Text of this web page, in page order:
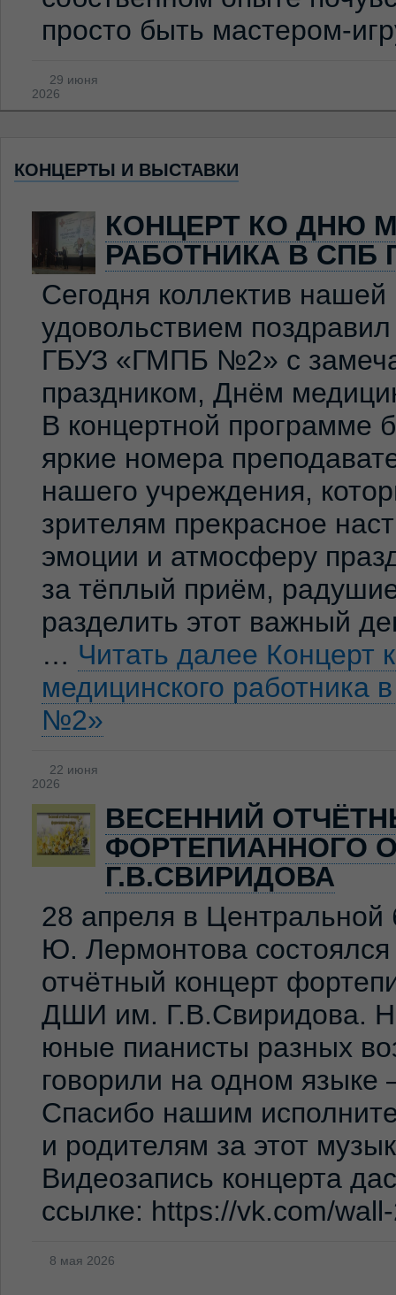
просто быть мастером-
29 июня
2026
КОНЦЕРТЫ И ВЫСТАВКИ
КОНЦЕРТ КО ДНЮ
РАБОТНИКА В СПБ
Сегодня коллектив
удовольствием
ГБУЗ «ГМПБ №2» с
праздником, Днём
В концертной программе
яркие номера
нашего учреждения,
зрителям прекрасное
эмоции и атмосферу
за тёплый приём,
разделить этот важный
… Читать далее Концерт
медицинского
№2»
22 июня
2026
ВЕСЕННИЙ
ФОРТЕПИАННОГО
Г.В.СВИРИДОВА
28 апреля в
Ю. Лермонтова состоялся
отчётный концерт
ДШИ им. Г.В.Свиридова.
юные пианисты разных
говорили на одном
Спасибо нашим
и родителям за этот
Видеозапись концерта
ссылке: https://vk.com/
8 мая 2026